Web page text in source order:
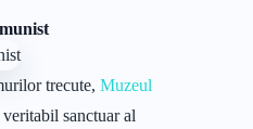
trecute, Muzeul
veritabil sanctuar al